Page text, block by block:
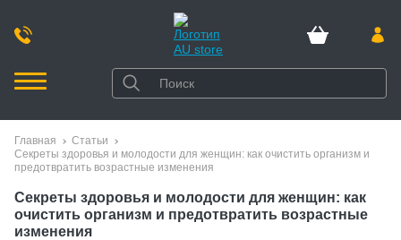
Главная
Статьи
Секреты здоровья и молодости для женщин: как очистить организм и
предотвратить возрастные изменения
Секреты здоровья и молодости для женщин: как
очистить организм и предотвратить возрастные
изменения